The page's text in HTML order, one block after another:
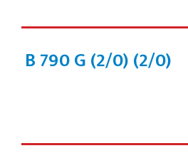
B 790 G (2/0)(2/0)